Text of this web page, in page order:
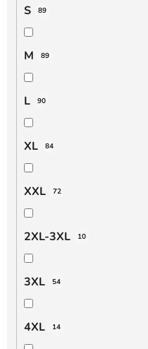
S 89
M 89
L 90
XL 84
XXL 72
2XL-3XL 10
3XL 54
4XL 14